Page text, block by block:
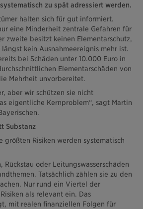
zu spät adressiert werden.
halten sich für gut informiert.
eine Minderheit zentrale Gefahren für
zweite besitzt keinen Elementarschutz,
kein Ausnahmeereignis mehr ist.
bei Schäden unter 10.000 Euro in
Elementarschäden von
Mehrheit unvorbereitet.
aber wir schützen sie nicht
eigentliche Kernproblem“, sagt Martin
Substanz
größten Risiken werden systematisch
Rückstau oder Leitungswasserschäden
Tatsächlich zählen sie zu den
Nur rund ein Viertel der
als relevant ein. Das
mit realen finanziellen Folgen für